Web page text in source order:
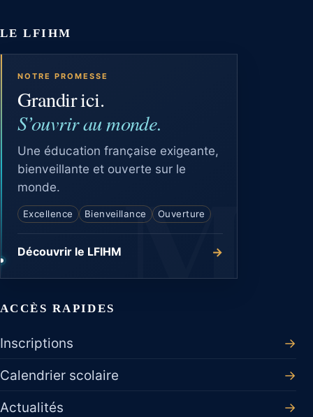
LE LFIHM
NOTRE PROMESSE
Grandir ici.
S’ouvrir au monde.
Une éducation française exigeante,
bienveillante et ouverte sur le
monde.
Excellence Bienveillance Ouverture
Découvrir le LFIHM →
ACCÈS RAPIDES
Inscriptions
→
Calendrier scolaire
→
Actualités
→